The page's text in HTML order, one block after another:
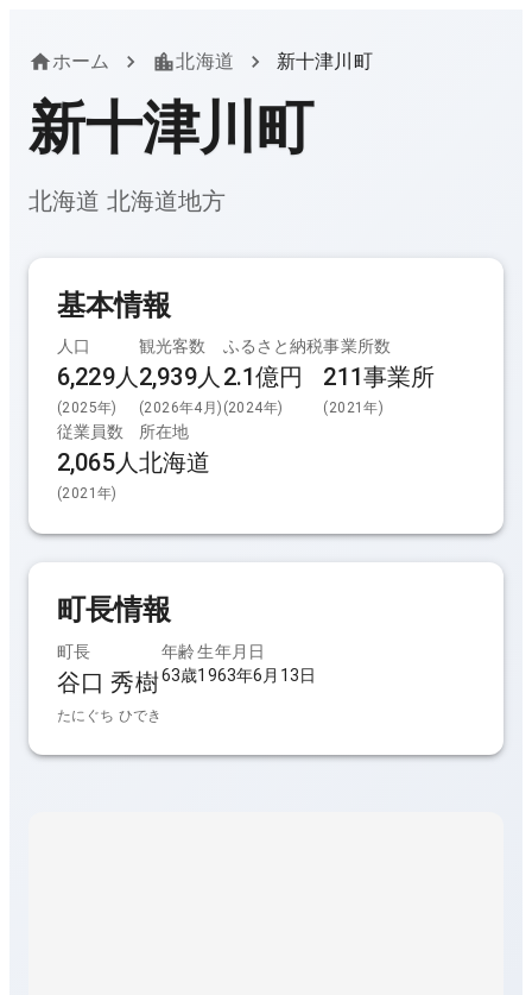
ホーム 北海道 新十津川町
新十津川町
北海道 北海道地方
基本情報
人口
6,229人
(2025年)
観光客数
2,939人
(2026年4月)
ふるさと納税
2.1億円
(2024年)
事業所数
211事業所
( 2021年)
従業員数
2,065人
(2021年)
所在地
北海道
町長情報
町長
谷口 秀樹
たにぐち ひでき
年齢
63歳
生年月日
1963年6月13日